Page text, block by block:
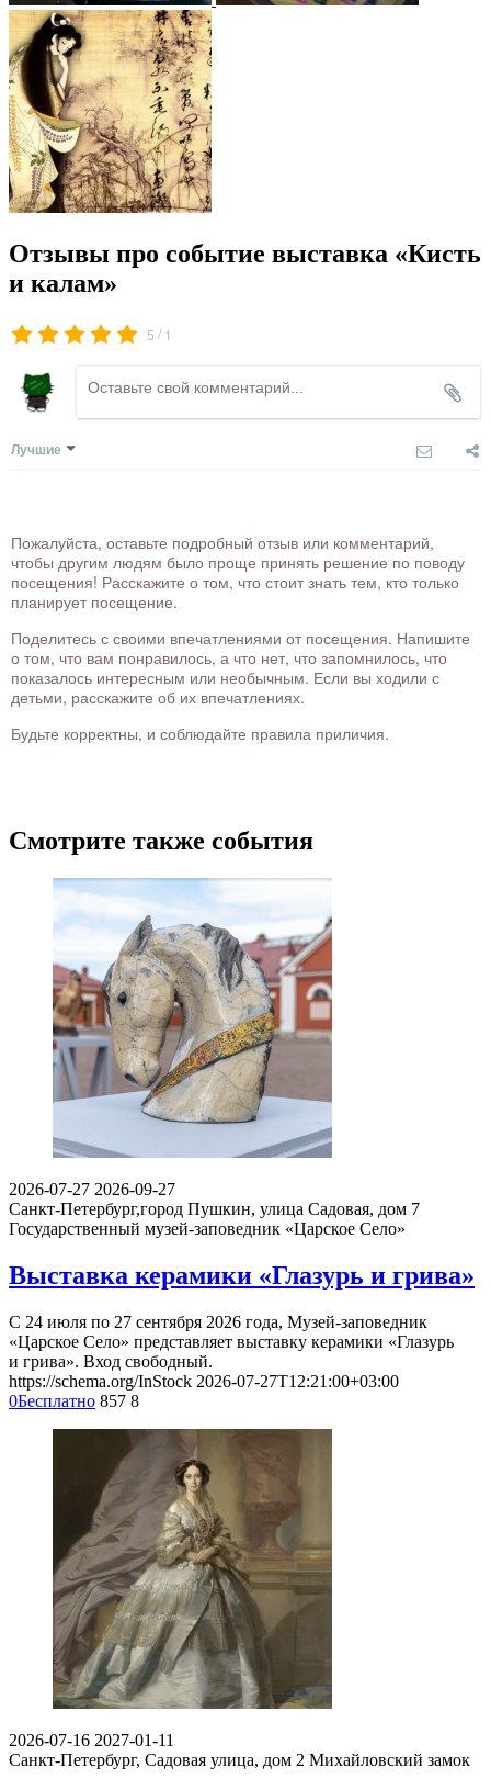
Отзывы про событие выставка «Кисть
и калам»
5 / 1
Лучшие
Пожалуйста, оставьте подробный отзыв или комментарий,
чтобы другим людям было проще принять решение по поводу
посещения! Расскажите о том, что стоит знать тем, кто только
планирует посещение.
Поделитесь с своими впечатлениями от посещения. Напишите
о том, что вам понравилось, а что нет, что запомнилось, что
показалось интересным или необычным. Если вы ходили с
детьми, расскажите об их впечатлениях.
Будьте корректны, и соблюдайте правила приличия.
Смотрите также события
2026-07-27 2026-09-27
Санкт-Петербург,город Пушкин, улица Садовая, дом 7
Государственный музей-заповедник «Царское Село»
Выставка керамики «Глазурь и грива»
С 24 июля по 27 сентября 2026 года, Музей-заповедник
«Царское Село» представляет выставку керамики «Глазурь
и грива». Вход свободный.
https://schema.org/InStock 2026-07-27T12:21:00+03:00
0Бесплатно 857 8
2026-07-16 2027-01-11
Санкт-Петербург, Садовая улица, дом 2 Михайловский замок